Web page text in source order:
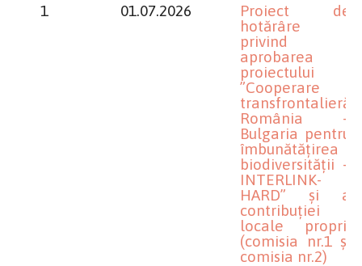
1 01.07.2026
Proiect de
hotărâre
privind
aprobarea
proiectului
”Cooperare
transfrontalieră
România –
Bulgaria pentru
îmbunătățirea
biodiversității –
INTERLINK-
HARD” și a
contribuției
locale proprii
(comisia nr.1 și
comisia nr.2)